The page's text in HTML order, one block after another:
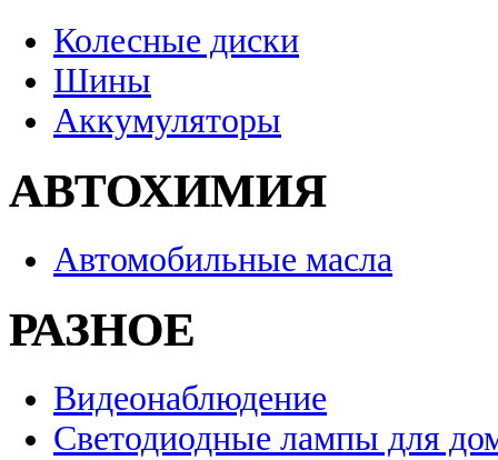
Колесные диски
Шины
Аккумуляторы
АВТОХИМИЯ
Автомобильные масла
РАЗНОЕ
Видеонаблюдение
Светодиодные лампы для